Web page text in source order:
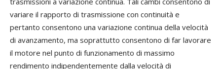
variare il rapporto di trasmissione con continuità e
pertanto consentono una variazione continua della velocità
di avanzamento, ma soprattutto consentono di far lavorare
il motore nel punto di funzionamento di massimo
rendimento indipendentemente dalla velocità di